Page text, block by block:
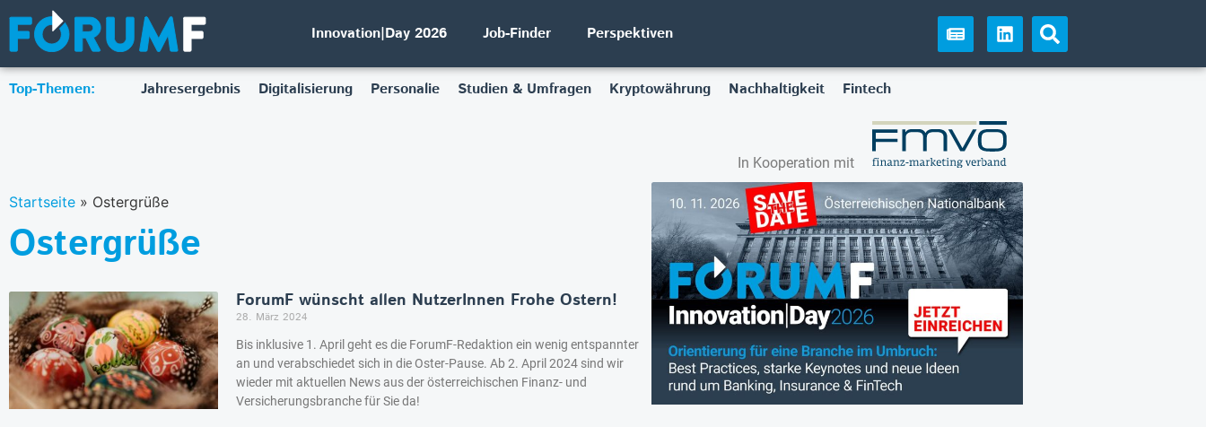
Innovation|Day 2026 Job-Finder Perspektiven
Top-Themen: Jahresergebnis Digitalisierung Personalie Studien & Umfragen Kryptowährung Nachhaltigkeit Fintech
In Kooperation mit
Startseite » Ostergrüße
Ostergrüße
ForumF wünscht allen NutzerInnen Frohe Ostern!
28. März 2024
Bis inklusive 1. April geht es die ForumF-Redaktion ein wenig entspannter
an und verabschiedet sich in die Oster-Pause. Ab 2. April 2024 sind wir
wieder mit aktuellen News aus der österreichischen Finanz- und
Versicherungsbranche für Sie da!